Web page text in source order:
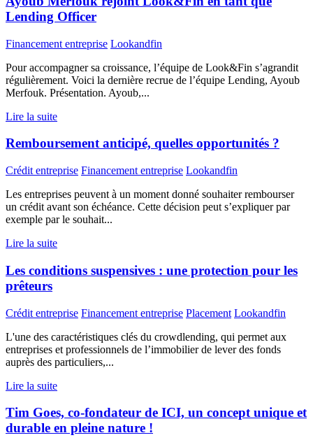
Lending Officer
Financement entreprise Lookandfin
Pour accompagner sa croissance, l’équipe de Look&Fin s’agrandit
régulièrement. Voici la dernière recrue de l’équipe Lending, Ayoub
Merfouk. Présentation. Ayoub,...
Lire la suite
Remboursement anticipé, quelles opportunités ?
Crédit entreprise Financement entreprise Lookandfin
Les entreprises peuvent à un moment donné souhaiter rembourser
un crédit avant son échéance. Cette décision peut s’expliquer par
exemple par le souhait...
Lire la suite
Les conditions suspensives : une protection pour les
prêteurs
Crédit entreprise Financement entreprise Placement Lookandfin
L'une des caractéristiques clés du crowdlending, qui permet aux
entreprises et professionnels de l’immobilier de lever des fonds
auprès des particuliers,...
Lire la suite
Tim Goes, co-fondateur de ICI, un concept unique et
durable en pleine nature !